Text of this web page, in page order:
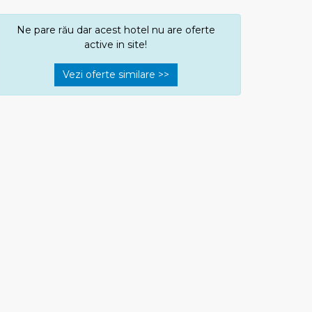
Ne pare rău dar acest hotel nu are oferte
active in site!
Vezi oferte similare >>